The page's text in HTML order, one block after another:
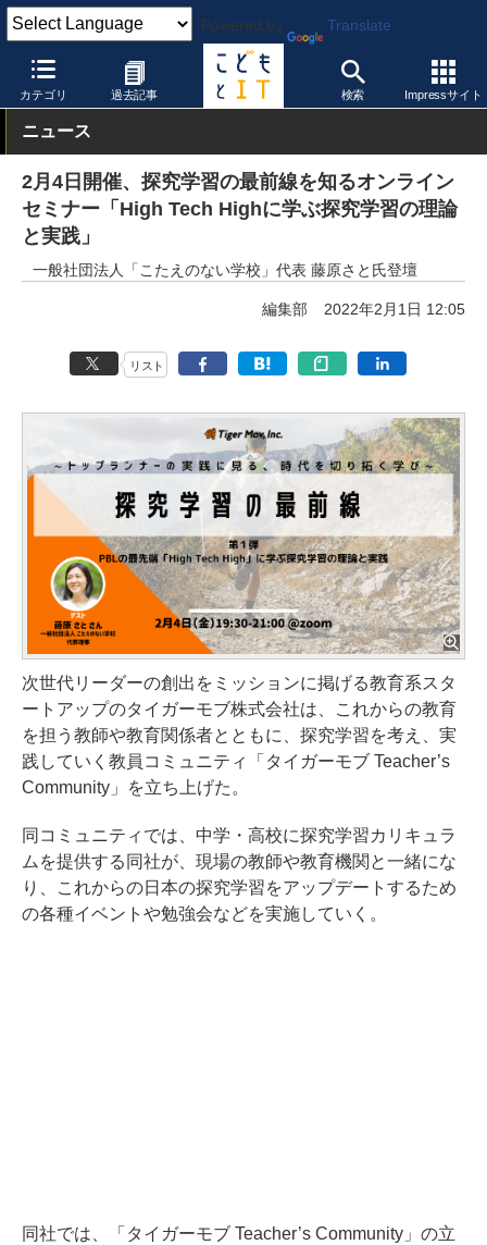
Powered by Translate
カテゴリ 過去記事 検索 Impressサイト
こどもとIT イベント・セミナー
ニュース
2月4日開催、探究学習の最前線を知るオンライン
セミナー「High Tech Highに学ぶ探究学習の理論
と実践」
一般社団法人「こたえのない学校」代表 藤原さと氏登壇
編集部 2022年2月1日 12:05
リスト
次世代リーダーの創出をミッションに掲げる教育系スタ
ートアップのタイガーモブ株式会社は、これからの教育
を担う教師や教育関係者とともに、探究学習を考え、実
践していく教員コミュニティ「タイガーモブ Teacher’s
Community」を立ち上げた。
同コミュニティでは、中学・高校に探究学習カリキュラ
ムを提供する同社が、現場の教師や教育機関と一緒にな
り、これからの日本の探究学習をアップデートするため
の各種イベントや勉強会などを実施していく。
同社では、「タイガーモブ Teacher’s Community」の立